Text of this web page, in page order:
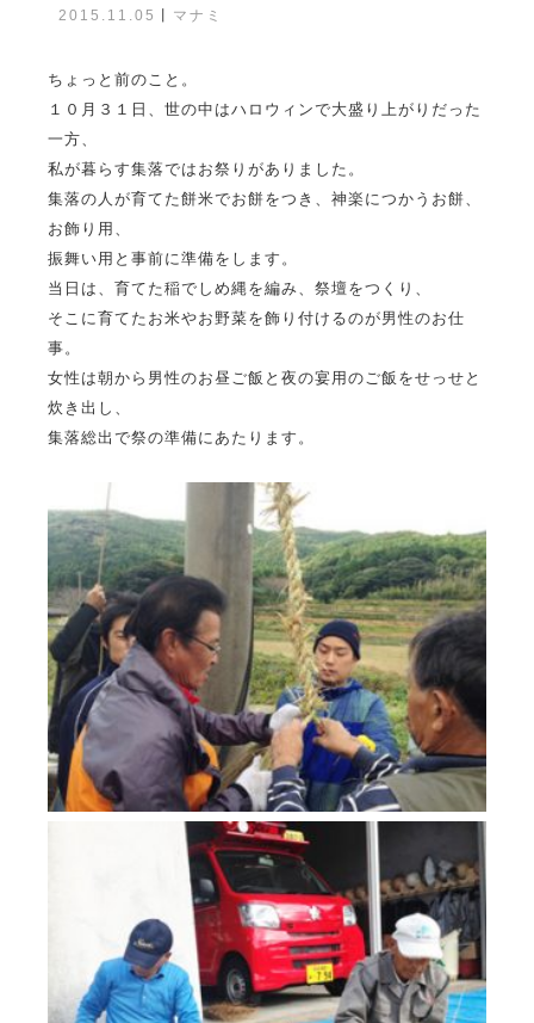
2015.11.05 マナミ
ちょっと前のこと。
１０月３１日、世の中はハロウィンで大盛り上がりだった
一方、
私が暮らす集落ではお祭りがありました。
集落の人が育てた餅米でお餅をつき、神楽につかうお餅、
お飾り用、
振舞い用と事前に準備をします。
当日は、育てた稲でしめ縄を編み、祭壇をつくり、
そこに育てたお米やお野菜を飾り付けるのが男性のお仕
事。
女性は朝から男性のお昼ご飯と夜の宴用のご飯をせっせと
炊き出し、
集落総出で祭の準備にあたります。